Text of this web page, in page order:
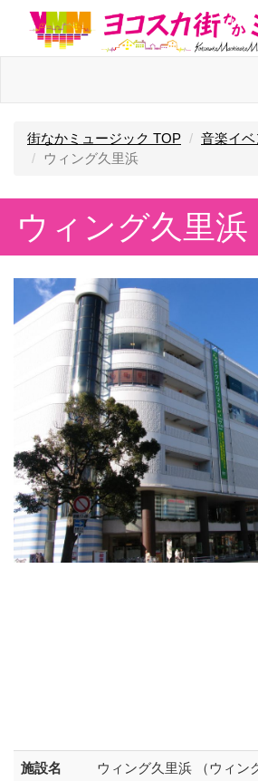
街なかミュージック TOP
音楽イ
ウィング久里浜
ウィング久里浜
施設名 ウィング久里浜 （ウィン